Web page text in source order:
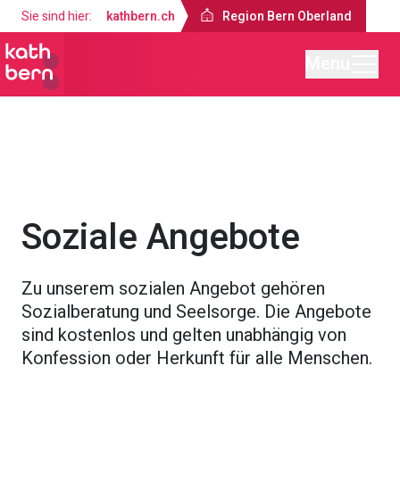
Sie sind hier: kathbern.ch Region Bern Oberland
Soziale Angebote
Zu unserem sozialen Angebot gehören
Sozialberatung und Seelsorge. Die Angebote
sind kostenlos und gelten unabhängig von
Konfession oder Herkunft für alle Menschen.